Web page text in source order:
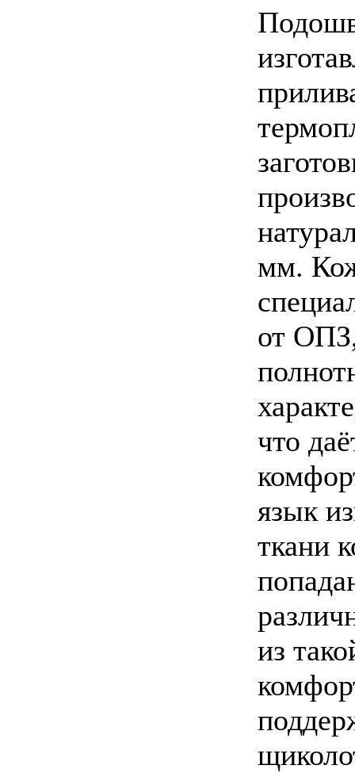
мм.
от
что
язык
ткани
из